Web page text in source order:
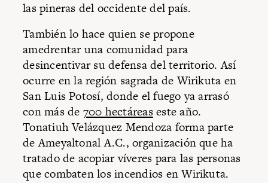
las pineras del occidente del país.
También lo hace quien se propone
amedrentar una comunidad para
desincentivar su defensa del territorio. Así
ocurre en la región sagrada de Wirikuta en
San Luis Potosí, donde el fuego ya arrasó
con más de 700 hectáreaseste año.
Tonatiuh Velázquez Mendoza forma parte
de Ameyaltonal A.C., organización que ha
tratado de acopiar víveres para las personas
que combaten los incendios en Wirikuta.